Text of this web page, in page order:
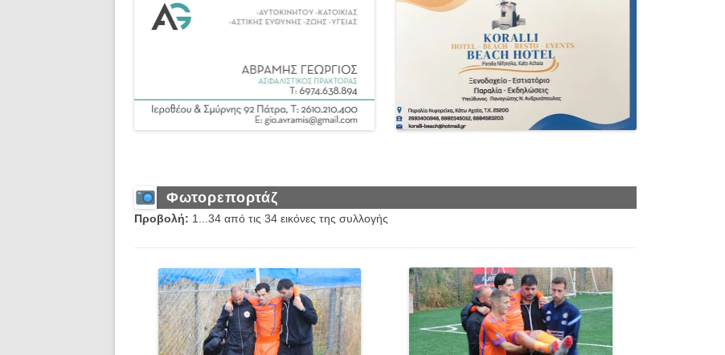
Φωτορεπορτάζ
Προβολή: 1...34 από τις 34 εικόνες της συλλογής